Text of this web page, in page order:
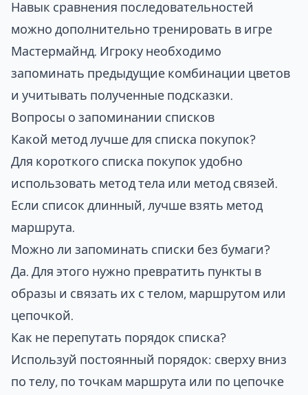
Навык сравнения последовательностей
можно дополнительно тренировать в игре
Мастермайнд . Игроку необходимо
запоминать предыдущие комбинации цветов
и учитывать полученные подсказки.
Вопросы о запоминании списков
Какой метод лучше для списка покупок?
Для короткого списка покупок удобно
использовать метод тела или метод связей.
Если список длинный, лучше взять метод
маршрута.
Можно ли запоминать списки без бумаги?
Да. Для этого нужно превратить пункты в
образы и связать их с телом, маршрутом или
цепочкой.
Как не перепутать порядок списка?
Используй постоянный порядок: сверху вниз
по телу, по точкам маршрута или по цепочке